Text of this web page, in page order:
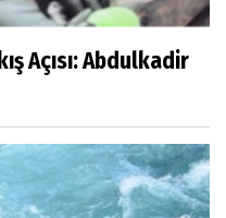
Açısı: Abdulkadir